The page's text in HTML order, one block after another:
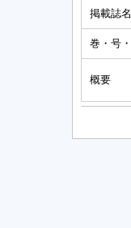
掲載誌名
巻・号
概要